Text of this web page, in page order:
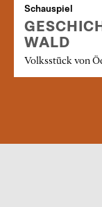
Schauspiel
WALD
Volksstück von